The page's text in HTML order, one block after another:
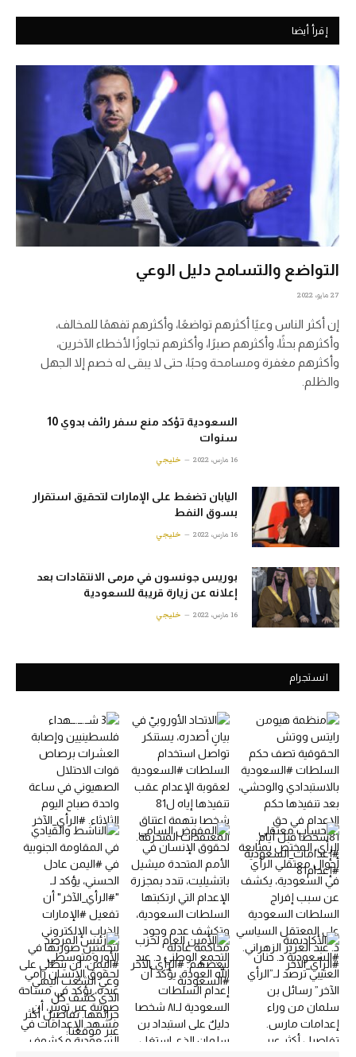
إقرأ أيضا
التواضع والتسامح دليل الوعي
27 مايو، 2022
إن أكثر الناس وعيًا أكثرهم تواضعًا، وأكثرهم تفهمًا للمخالف،
وأكثرهم بحثًا، وأكثرهم صبرًا، وأكثرهم تجاوزًا لأخطاء الآخرين،
وأكثرهم مغفرة ومسامحة وحبًا، حتى لا يبقى له خصم إلا الجهل
والظلم.
السعودية تؤكد منع سفر رائف بدوي 10
سنوات
16 مارس، 2022 خليجي
اليابان تضغط على الإمارات لتحقيق استقرار
بسوق النفط
16 مارس، 2022 خليجي
بوريس جونسون في مرمى الانتقادات بعد
إعلانه عن زيارة قريبة للسعودية
16 مارس، 2022 خليجي
انستجرام